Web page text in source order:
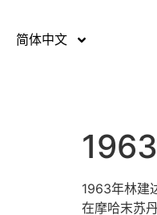
简体中文
1963年林建
在摩哈末苏